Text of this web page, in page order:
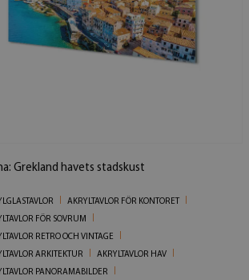
Grekland havets stadskust
AKRYLTAVLOR FÖR KONTORET
FÖR SOVRUM
RETRO OCH VINTAGE
ARKITEKTUR
AKRYLTAVLOR HAV
PANORAMABILDER